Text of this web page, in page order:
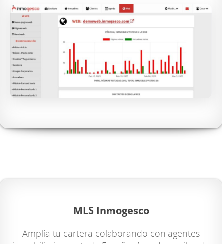
MLS Inmogesco
Amplía tu cartera colaborando con agentes